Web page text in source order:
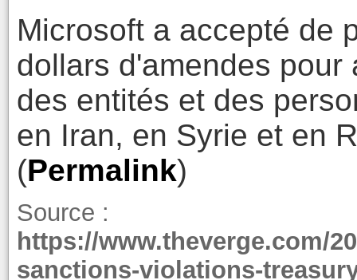
Microsoft a accepté de
dollars d'amendes
des entités et des
en Iran, en Syrie et en
(Permalink)
Source :
https://www.theverge.com/
sanctions-violations-